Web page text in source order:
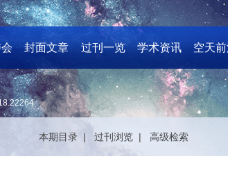
封面文章 过刊一览 学术资讯 空天
本期目录 | 过刊浏览 | 高级检索